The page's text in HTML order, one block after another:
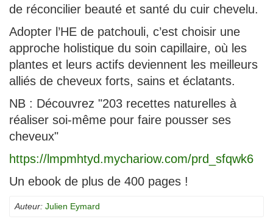
de réconcilier beauté et santé du cuir chevelu.
Adopter l’HE de patchouli, c’est choisir une
approche holistique du soin capillaire, où les
plantes et leurs actifs deviennent les meilleurs
alliés de cheveux forts, sains et éclatants.
NB : Découvrez "203 recettes naturelles à
réaliser soi-même pour faire pousser ses
cheveux"
https://lmpmhtyd.mychariow.com/prd_sfqwk6
Un ebook de plus de 400 pages !
Auteur: Julien Eymard